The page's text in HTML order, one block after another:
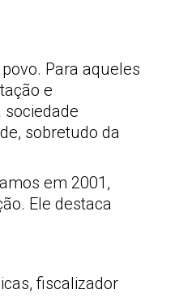
Para aqueles
e
sobretudo da
em 2001,
Ele destaca
fiscalizador